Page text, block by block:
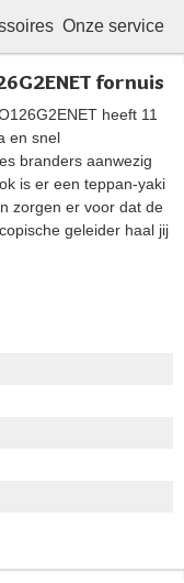
Onze service
fornuis
heeft 11
en snel
branders aanwezig
is er een teppan-yaki
zorgen er voor dat de
geleider haal jij